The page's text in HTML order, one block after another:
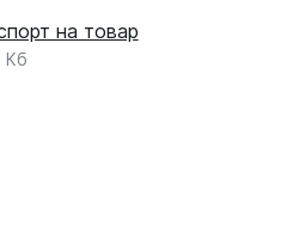
на товар
Кб